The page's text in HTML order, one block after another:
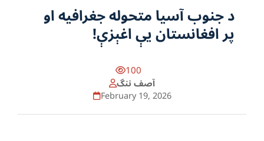
د جنوب آسيا متحوله جغرافيه او
پر افغانستان يې اغېزې!
100
آصف ننگ
February 19, 2026